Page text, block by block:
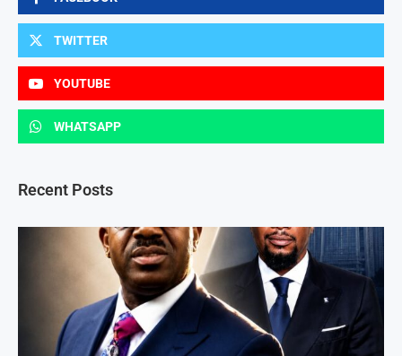
TWITTER
YOUTUBE
WHATSAPP
Recent Posts